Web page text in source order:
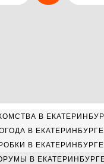
В
В ЕКАТЕРИНБУРГЕ
В ЕКАТЕРИНБУРГЕ
В